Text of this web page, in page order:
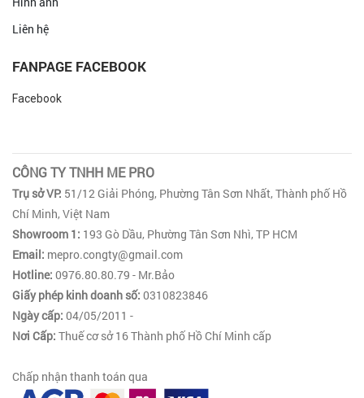
Thương hiệu
Dịch vụ
Cẩm nang
FANPAGE FACEBOOK
CÔNG TY TNHH ME PRO
Trụ sở VP: 51/12 Giải Phóng, Phường Tân Sơn Nhất, Thành phố Hồ
Chí Minh, Việt Nam
Showroom 1:193 Gò Dầu, Phường Tân Sơn Nhì, TP HCM
Hotline:0976.80.80.79 - Mr.Bảo